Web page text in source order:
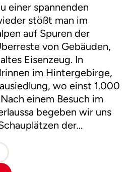
einer spannenden
stößt man im
auf Spuren der
von Gebäuden,
Eisenzeug. In
im Hintergebirge,
wo einst 1.000
einem Besuch im
begeben wir uns
der
Weltnaturerbeflächen.
schnell die Natur